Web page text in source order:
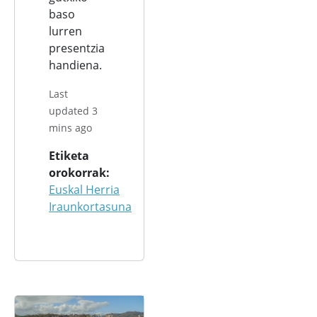
baso
lurren
presentzia
handiena.
Last
updated 3
mins ago
Etiketa
orokorrak
Euskal Herria
Iraunkortasuna